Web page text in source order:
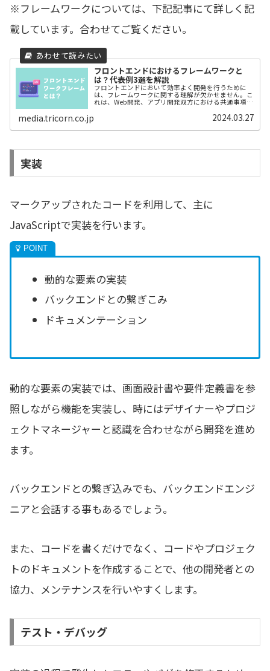
※フレームワークについては、下記記事にて詳しく記
載しています。合わせてご覧ください。
フロントエンドにおけるフレームワークと
は？代表例3選を解説
フロントエンドにおいて効率よく開発を行うために
は、フレームワークに関する理解が欠かせません。こ
れは、Web開発、アプリ開発双方における共通事項で
っての必須知識とも言える、フレームワークについて
media.tricorn.co.jp 2024.03.27
実装
マークアップされたコードを利用して、主に
JavaScriptで実装を行います。
動的な要素の実装
バックエンドとの繋ぎこみ
ドキュメンテーション
動的な要素の実装では、画面設計書や要件定義書を参
照しながら機能を実装し、時にはデザイナーやプロジ
ェクトマネージャーと認識を合わせながら開発を進め
ます。
バックエンドとの繋ぎ込みでも、バックエンドエンジ
ニアと会話する事もあるでしょう。
また、コードを書くだけでなく、コードやプロジェク
トのドキュメントを作成することで、他の開発者との
協力、メンテナンスを行いやすくします。
テスト・デバッグ